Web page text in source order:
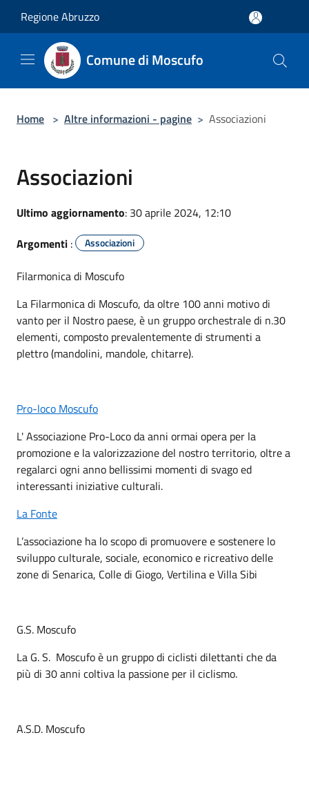
Regione Abruzzo
Comune di Moscufo
Home > Altre informazioni - pagine > Associazioni
Associazioni
Ultimo aggiornamento: 30 aprile 2024, 12:10
Argomenti : Associazioni
Filarmonica di Moscufo
La Filarmonica di Moscufo, da oltre 100 anni motivo di
vanto per il Nostro paese, è un gruppo orchestrale di n.30
elementi, composto prevalentemente di strumenti a
plettro (mandolini, mandole, chitarre).
Pro-loco Moscufo
L' Associazione Pro-Loco da anni ormai opera per la
promozione e la valorizzazione del nostro territorio, oltre a
regalarci ogni anno bellissimi momenti di svago ed
interessanti iniziative culturali.
La Fonte
L’associazione ha lo scopo di promuovere e sostenere lo
sviluppo culturale, sociale, economico e ricreativo delle
zone di Senarica, Colle di Giogo, Vertilina e Villa Sibi
G.S. Moscufo
La G. S. Moscufo è un gruppo di ciclisti dilettanti che da
più di 30 anni coltiva la passione per il ciclismo.
A.S.D. Moscufo